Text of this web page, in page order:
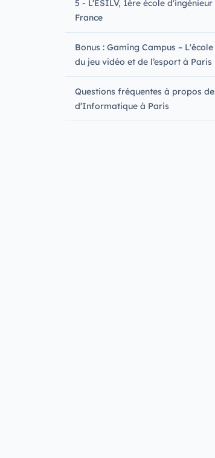
5 - L’ESILV, 1ère école
France
Bonus : Gaming Campus –
du jeu vidéo et de l’esport à Paris‍
Questions fréquentes à propos
d’Informatique à Paris